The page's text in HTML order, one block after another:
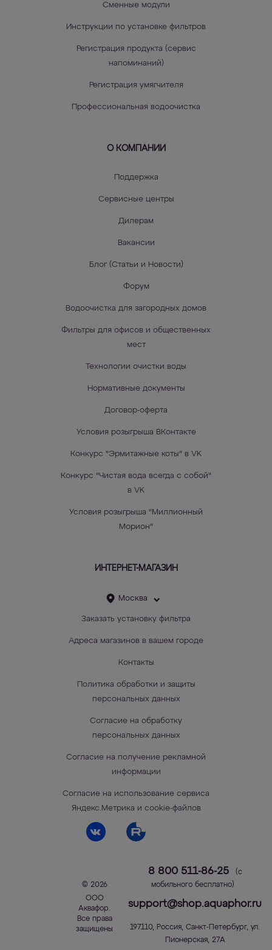
Сменные модули
Инструкции по установке фильтров
Регистрация продукта (сервис
напоминаний)
Регистрация умягчителя
Профессиональная водоочистка
О КОМПАНИИ
Поддержка
Сервисные центры
Дилерам
Вакансии
Блог (Статьи и Новости)
Форум
Водоочистка для загородных домов
Фильтры для офисов и общественных
мест
Технологии очистки воды
Нормативные документы
Договор-оферта
Условия розыгрыша ВКонтакте
Конкурс "Эрмитажные коты" в VK
Конкурс "Чистая вода всегда с собой"
в VK
Условия розыгрыша "Миллионный
Морион"
ИНТЕРНЕТ-МАГАЗИН
Москва
Заказать установку фильтра
Адреса магазинов в вашем городе
Контакты
Политика обработки и защиты
персональных данных
Согласие на обработку
персональных данных
Согласие на получение рекламной
информации
Согласие на использование сервиса
Яндекс.Метрика и cookie-файлов
© 2026
ООО
Аквафор.
Все права
защищены
8 800 511-86-25
(с
мобильного бесплатно)
support@shop.aquaphor.ru
197110, Россия, Санкт-Петербург, ул.
Пионерская, 27А